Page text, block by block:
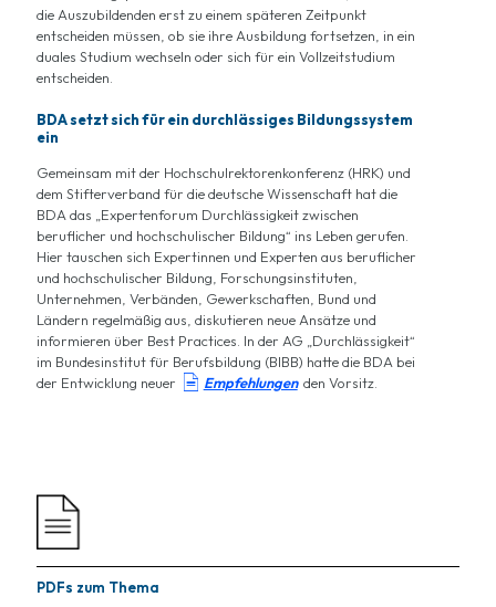
die Auszubildenden erst zu einem späteren Zeitpunkt
entscheiden müssen, ob sie ihre Ausbildung fortsetzen, in ein
duales Studium wechseln oder sich für ein Vollzeitstudium
entscheiden.
BDA setzt sich für ein durchlässiges Bildungssystem
ein
Gemeinsam mit der Hochschulrektorenkonferenz (HRK) und
dem Stifterverband für die deutsche Wissenschaft hat die
BDA das „Expertenforum Durchlässigkeit zwischen
beruflicher und hochschulischer Bildung“ ins Leben gerufen.
Hier tauschen sich Expertinnen und Experten aus beruflicher
und hochschulischer Bildung, Forschungsinstituten,
Unternehmen, Verbänden, Gewerkschaften, Bund und
Ländern regelmäßig aus, diskutieren neue Ansätze und
informieren über Best Practices. In der AG „Durchlässigkeit“
im Bundesinstitut für Berufsbildung (BIBB) hatte die BDA bei
der Entwicklung neuer
 Empfehlungen den Vorsitz.
PDFs zum Thema